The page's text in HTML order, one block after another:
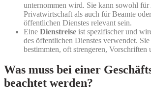
unternommen wird. Sie kann sowohl für
Privatwirtschaft als auch für Beamte
öffentlichen Dienstes relevant sein.
Eine Dienstreise ist spezifischer und
des öffentlichen Dienstes verwendet.
bestimmten, oft strengeren, Vorschriften
Was muss bei einer
beachtet werden?